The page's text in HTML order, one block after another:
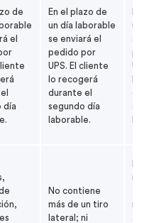
de
el
día
En el plazo de
un día laborable
se enviará el
pedido por
UPS. El cliente
lo recogerá
durante el
segundo día
laborable.
un
se
No contiene
más de un tiro
lateral; ni
más
ni